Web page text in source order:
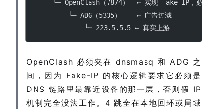
└─ OpenClash（7874）  ← 实现 Fake-IP，必须在
         └─ ADG（5335）    ← 广告过滤
             └─ 223.5.5.5 ← 真实上游
OpenClash 必须夹在 dnsmasq 和 ADG 之
间，因为 Fake-IP 的核心逻辑要求它必须是
DNS 链路里最靠近设备的那一层，否则假 IP
机制完全没法工作。4 跳全在本地回环或局域